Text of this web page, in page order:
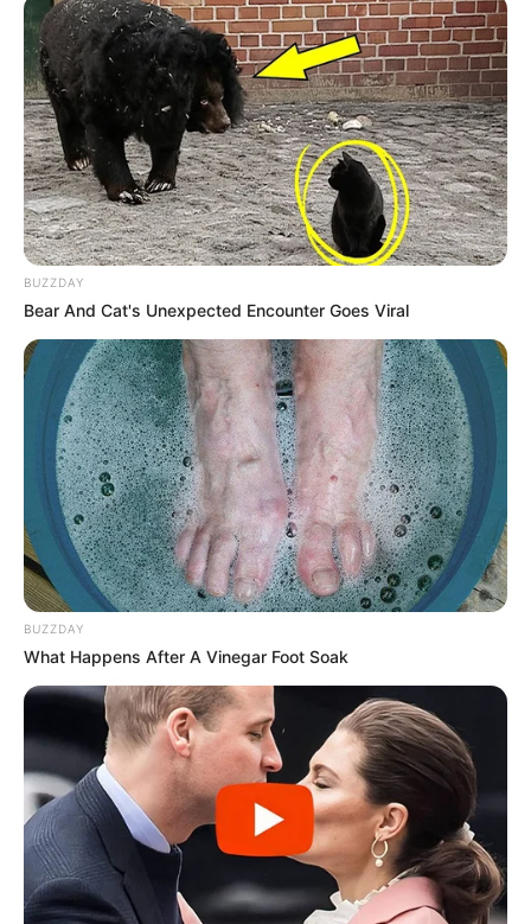
Share FacebookWhatsAppTelegramMessenger
X
O autor do crime foi encontrado pelos policiais ainda com a faca
na mão e precisou ser algemado
irmão, de 28 anos, a irmã de 18 anos, grávida, e o padrasto,
de 68 anos, que sofreram ferimentos graves na região do
tórax e seios. A ocorrência da desinteligência familiar
resultou em três tentantivas de homicídio em Pedrinhas
Paulista, na quinta-feira (27).
Por meio do Copom, os policiais militares foram acionados
para atender a ocorrência de desentendimento entre
familiares, com existência de vítimas.
Gravemente ferido e correndo risco de morte, o padrasto
foi encaminhado até o Nucleo de Atendimento Urgencia e
BUZZDAY
Bear And Cat's Unexpected Encounter Goes Viral
BUZZDAY
What Happens After A Vinegar Foot Soak